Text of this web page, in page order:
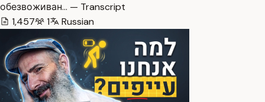
обезвоживан… — Transcript
1,457
1 Russian